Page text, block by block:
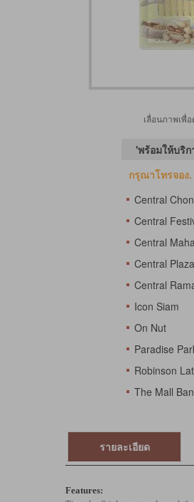
เลื่อนภาพเพื่
'พร้อมให้บริ
กรุณาโทรจอง.
Central
Central
Central
Central
Central
Icon Siam
On Nut
Paradise
Robinson
The Mall
รายละเอียด
Features: